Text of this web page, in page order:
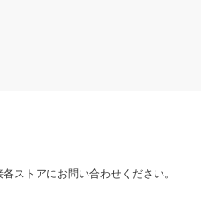
ストアにお問い合わせください。